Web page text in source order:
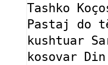
Tashko
Pastaj do
kushtuar
kosovar